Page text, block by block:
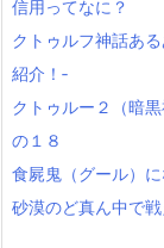
信用ってなに？
クトゥルフ神話あ
紹介！‐
クトゥルー２（暗
の１８
食屍鬼（グール）
砂漠のど真ん中で